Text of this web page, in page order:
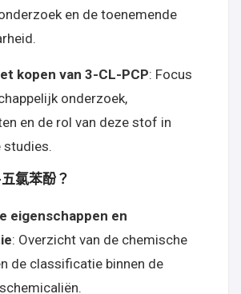
en de toenemende
kopen van 3-CL-PCP: Focus
onderzoek,
en de rol van deze stof in
studies.
氯苯酚？
eigenschappen en
: Overzicht van de chemische
de classificatie binnen de